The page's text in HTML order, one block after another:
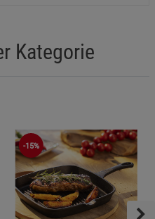
Kategorie
-15%